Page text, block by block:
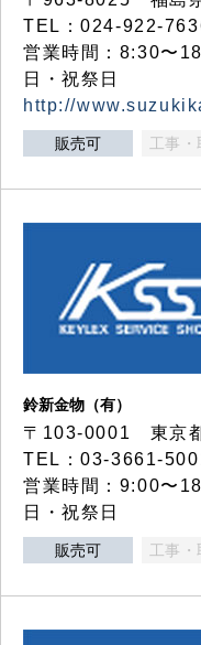
TEL：024-922-
営業時間：8:30〜
日・祝祭日
http://
販売可 工事・
鈴新金物（有）
〒103-0001 東京
TEL：03-3661-
営業時間：9:00〜
日・祝祭日
販売可 工事・